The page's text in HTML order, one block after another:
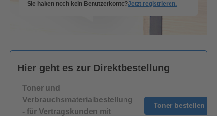
Sie haben noch kein Benutzerkonto?Jetzt registrieren.
Hier geht es zur Direktbestellung
Toner und
Verbrauchsmaterialbestellung
- für Vertragskunden mit
Toner bestellen